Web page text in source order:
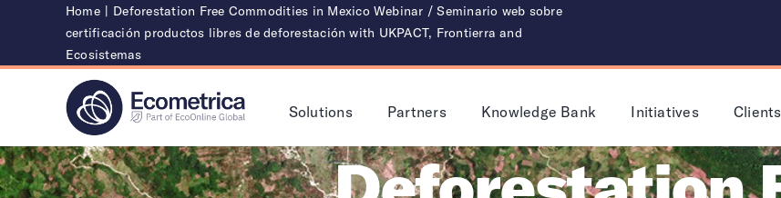
Home | Deforestation Free Commodities in Mexico Webinar / Seminario web sobre
certificación productos libres de deforestación with UKPACT, Frontierra and
Ecosistemas
Solutions Partners Knowledge Bank Initiatives Clients